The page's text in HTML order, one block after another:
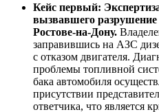
Кейс первый:
вызвавшего
Ростове-на-Дону.
заправившись на АЗС
с отказом двигателя.
проблемы топливной
бака автомобиля
присутствии
ответчика, что является